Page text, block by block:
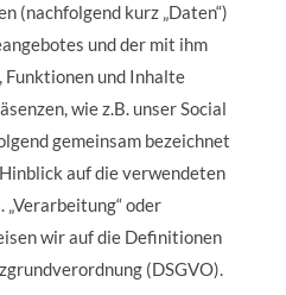
(nachfolgend kurz „Daten“)
und der mit ihm
und Inhalte
wie z.B. unser Social
gemeinsam bezeichnet
auf die verwendeten
oder
wir auf die Definitionen
(DSGVO).